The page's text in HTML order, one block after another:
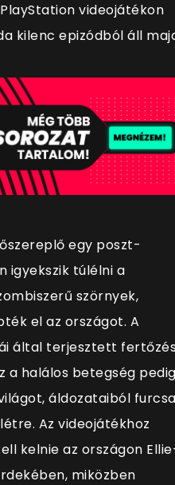
videojátékon
kilenc epizódból áll
egy poszt-
igyekszik túlélni a
szörnyek,
el az országot. A
által terjesztett
a halálos betegség
áldozataiból
Az videojátékhoz
kelnie az országon
miközben